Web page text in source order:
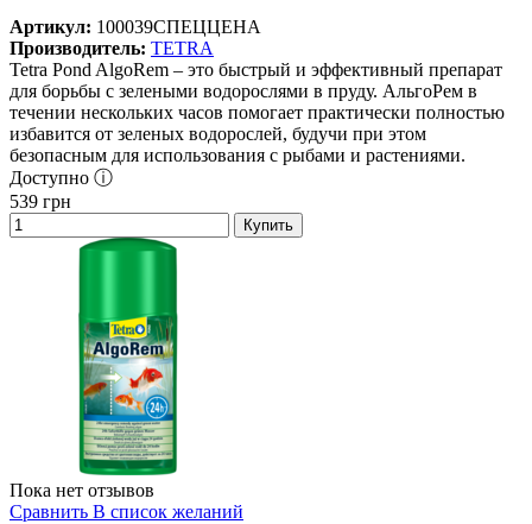
Артикул: 100039СПЕЦЦЕНА
Производитель: TETRA
Tetra Pond AlgoRem – это быстрый и эффективный препарат
для борьбы с зелеными водорослями в пруду. АльгоРем в
течении нескольких часов помогает практически полностью
избавится от зеленых водорослей, будучи при этом
безопасным для использования с рыбами и растениями.
Доступно ⓘ
539 грн
Купить
Пока нет отзывов
Сравнить В список желаний